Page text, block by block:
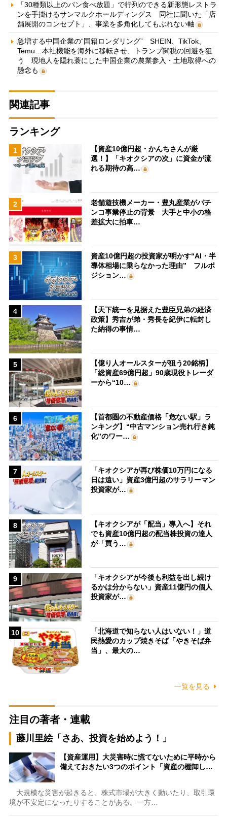
「30種類以上のパン食べ放題」で行列のできる新形態レストラ
ンを手掛けるサンマルクホールディングス 同社に聞いた「店
舗展開のコンセプト」、事業を多角化してもぶれない軸
急増する中国企業の“国籍ロンダリング” SHEIN、TikTok、
Temu…本社機能を海外に移転させ、トランプ関税の回避を狙
う 現地人を隠れ蓑にした中国企業の農業参入・土地取得への
懸念も
関連記事
ランキング
1
【資産10億円超・かんちさんが厳
選！】「キオクシアの次」に資金が流
れる期待の高…
2
老舗遊技機メーカー・豊丸産業がパチ
ンコ事業停止の背景 大手と中小の格
差拡大に拍車…
3
資産10億円超の投資家が明かす“AI・半
導体相場に乗らなかった理由” フルポ
ジション…
4
【天下統一を見据えた豊臣兄弟の経済
政策】秀吉が弟・秀長を紀伊に転封し
た納得の事情…
5
【億り人オールスターが狙う20銘柄】
「総資産69億円超」90歳現役トレーダ
ーから“10…
6
【首都圏の不動産価格「危ない駅」ラ
ンキング】“中古マンション売れ行き鈍
化”のワー…
7
「キオクシアが再び株価10万円になる
日は遠い」資産3億円超のサラリーマン
投資家が…
8
【キオクシアが「配当」導入へ】それ
でも資産10億円超の配当株投資の達人
が「買う…
9
「キオクシアが今後も利益を出し続け
るかは分からない」資産11億円の個人
投資家が…
10
「北海道で知らない人はいない！」道
民熱愛のカップ焼きそば「やきそば弁
当」、最大の…
一覧を見る
注目の著者・連載
藤川里絵「さあ、投資を始めよう！」
【資産運用】大災害時に慌てないために平時から
備えておきたい3つのポイント「資産の棚卸し…
大規模な災害が起きると、株式市場が大きく動いたり、取引環
境が不安定になったりすることがある。一方…